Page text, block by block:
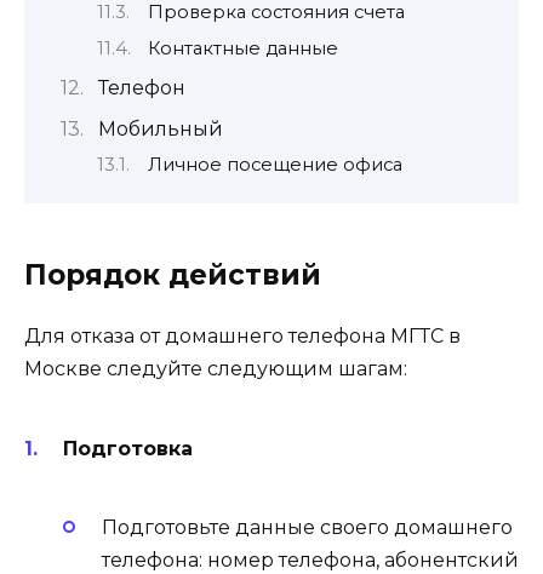
Проверка состояния счета
Контактные данные
Телефон
Мобильный
Личное посещение офиса
Порядок действий
Для отказа от домашнего телефона МГТС в
Москве следуйте следующим шагам:
Подготовка
Подготовьте данные своего домашнего
телефона: номер телефона, абонентский